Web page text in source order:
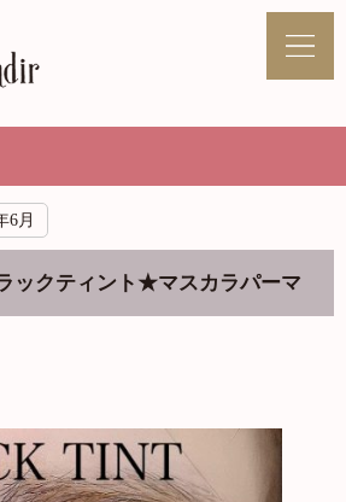
6月
ックティント★マスカラパーマ